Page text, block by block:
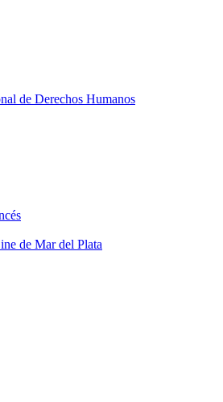
de Derechos Humanos
de Mar del Plata